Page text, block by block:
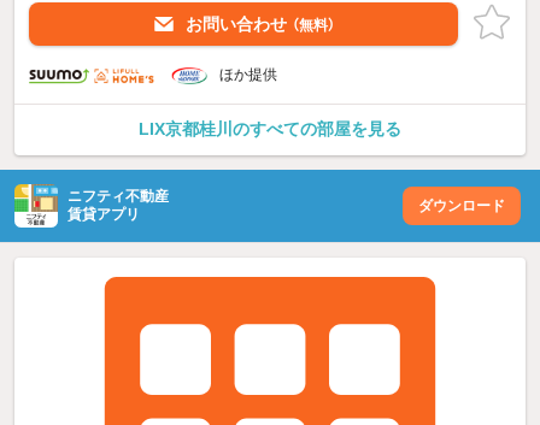
お問い合わせ （無料）
ほか提供
LIX京都桂川のすべての部屋を見る
ニフティ不動産
賃貸アプリ
ダウンロード